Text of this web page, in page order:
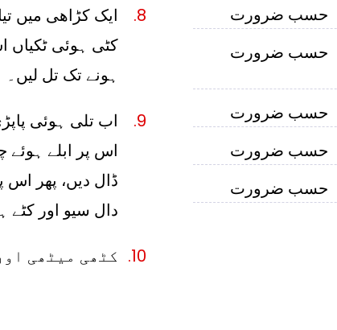
حسب ضرورت
حسب ضرورت
حسب ضرورت
حسب ضرورت
حسب ضرورت
ایک کڑاھی میں
کٹی ہوئی
ہونے تک تل لیں۔
اب تلی ہوئی
اس پر ابلے ہوئے
ڈال دیں، پھر اس
دال سیو اور
کٹھی میٹھی